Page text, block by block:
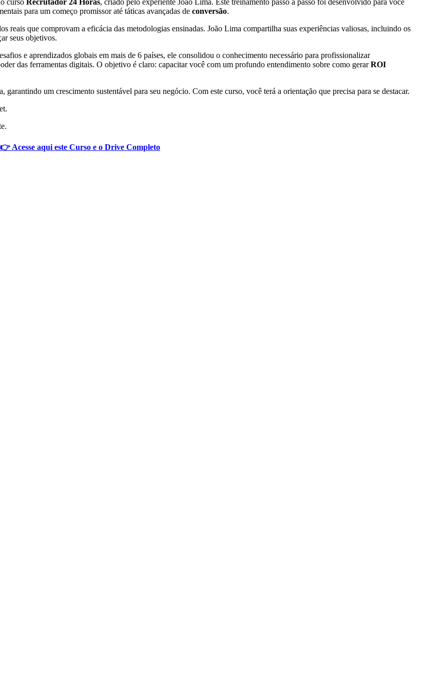
para um começo promissor até táticas avançadas de conversão.
reais que comprovam a eficácia das metodologias ensinadas. João Lima compartilha suas experiências valiosas, incluindo os
seus objetivos.
e aprendizados globais em mais de 6 países, ele consolidou o conhecimento necessário para profissionalizar
das ferramentas digitais. O objetivo é claro: capacitar você com um profundo entendimento sobre como gerarROI
garantindo um crescimento sustentável para seu negócio. Com este curso, você terá a orientação que precisa para se destacar.
👉 Acesse aqui este Curso e o Drive Completo